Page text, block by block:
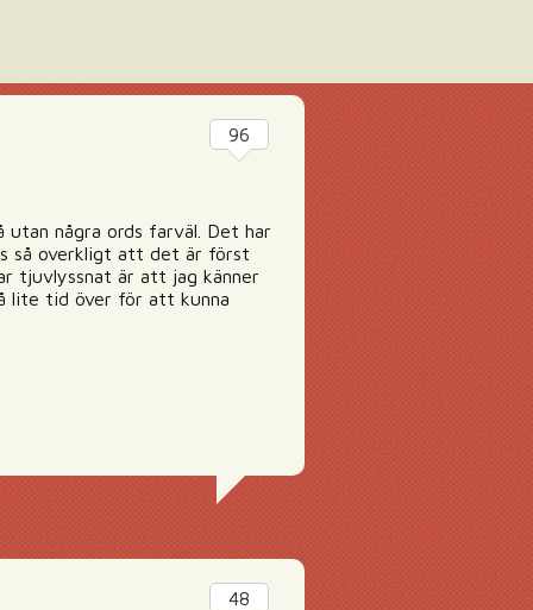
utan några ords farväl. Det har
så overkligt att det är först
tjuvlyssnat är att jag känner
lite tid över för att kunna
96
48